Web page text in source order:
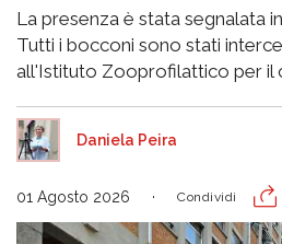
La presenza è stata segnalata
Tutti i bocconi sono stati
all'Istituto Zooprofilattico per il
Daniela Peira
01 Agosto 2026 Condividi